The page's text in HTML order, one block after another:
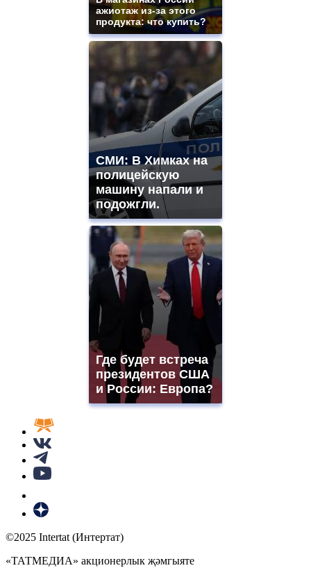
ажиотаж из-за этого
продукта: что купить?
СМИ: В Химках на
полицейскую
машину напали и
подожгли.
Где будет встреча
президентов США
и России: Европа?
©2025 Intertat (Интертат)
«ТАТМЕДИА» акционерлык җәмгыяте